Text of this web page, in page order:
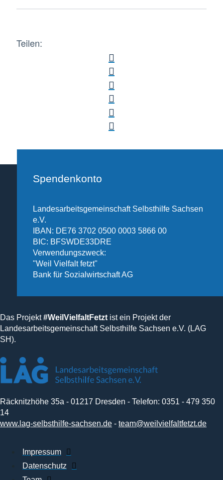
Teilen:
Spendenkonto
Landesarbeitsgemeinschaft Selbsthilfe Sachsen
e.V.
IBAN: DE76 3702 0500 0003 5866 00
BIC: BFSWDE33DRE
Verwendungszweck:
"Weil Vielfalt fetzt"
Bank für Sozialwirtschaft AG
Das Projekt#WeilVielfaltFetzt ist ein Projekt der
Landesarbeitsgemeinschaft Selbsthilfe Sachsen e.V. (LAG
SH).
Räcknitzhöhe 35a - 01217 Dresden - Telefon: 0351 - 479 350
14
www.lag-selbsthilfe-sachsen.de - team@weilvielfaltfetzt.de
Impressum
Datenschutz